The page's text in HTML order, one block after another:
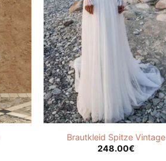
Brautkleid Spitze Vintage
248.00€